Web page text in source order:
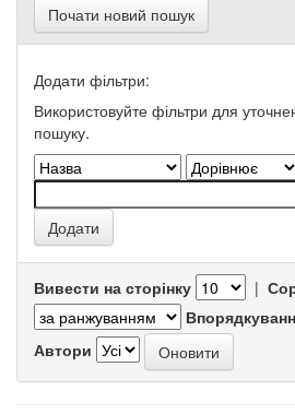
Почати новий пошук
Додати фільтри:
Використовуйте фільтри для
пошуку.
Вивести на сторінку |
Автори